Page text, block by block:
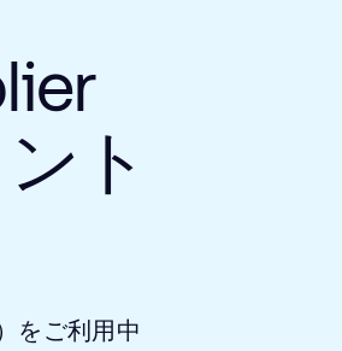
ト
をご利用中